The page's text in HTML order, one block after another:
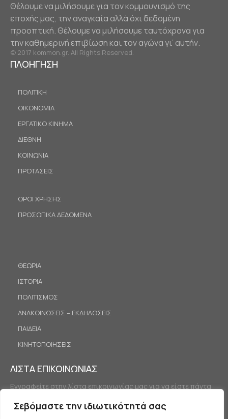
Σεβόμαστε την ιδιωτικότητά σας
Θέλουμε να μιλήσουμε για τον κομμουνισμό της
εποχής μας, την αναγκαία αλλά όχι δεδομένη
προοπτική. Θέλουμε να μιλήσουμε ταυτόχρονα για
την καθημερινή επιβίωση και τον αγώνα γι’ αυτήν.
© 2017 kommon.gr. All Rights Reserved.
ΠΛΟΗΓΗΣΗ
ΠΟΛΙΤΙΚΗ
ΟΙΚΟΝΟΜΙΑ
ΕΡΓΑΤΙΚΟ ΚΙΝΗΜΑ
ΔΙΕΘΝΗ
ΚΟΙΝΩΝΙΑ
ΠΡΟΤΑΣΕΙΣ
ΟΡΟΙ ΧΡΗΣΗΣ
ΠΡΟΣΩΠΙΚΑ ΔΕΔΟΜΕΝΑ
ΘΕΩΡΙΑ
ΙΣΤΟΡΙΑ
ΠΟΛΙΤΙΣΜΟΣ
ΑΝΑΚΟΙΝΩΣΕΙΣ – ΕΚΔΗΛΩΣΕΙΣ
ΠΑΙΔΕΙΑ
ΚΙΝΗΤΟΠΟΙΗΣΕΙΣ
ΛΙΣΤΑ ΕΠΙΚΟΙΝΩΝΙΑΣ
Εγγραφείτε στην λίστα επικοινωνίας μας για να είστε πάντα